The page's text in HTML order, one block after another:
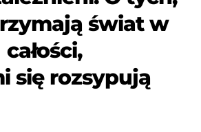
świat w
całości,
się rozsypują